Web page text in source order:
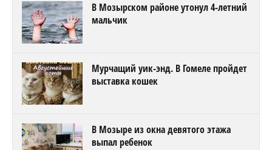
В Мозырском районе утонул 4-летний
мальчик
Мурчащий уик-энд. В Гомеле пройдет
выставка кошек
В Мозыре из окна девятого этажа
выпал ребенок